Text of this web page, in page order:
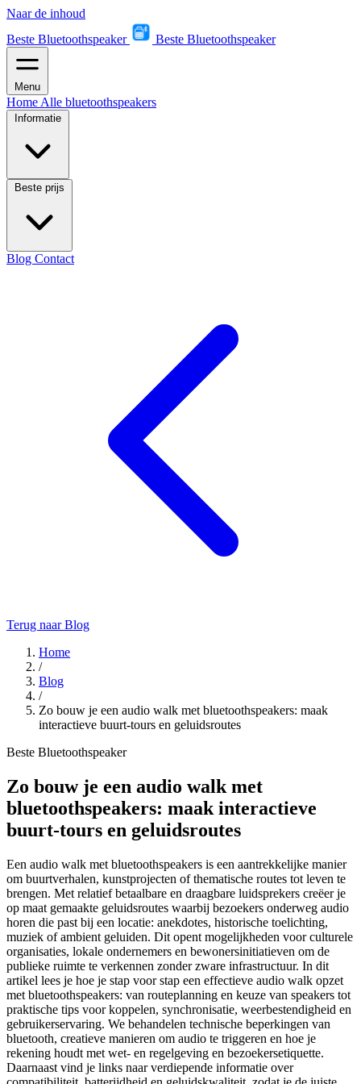
Naar de inhoud
Beste Bluetoothspeaker
Beste Bluetoothspeaker
Menu
Home Alle bluetoothspeakers
Informatie
Beste prijs
Blog Contact
Terug naar Blog
Home
/
Blog
/
Zo bouw je een audio walk met bluetoothspeakers: maak
interactieve buurt-tours en geluidsroutes
Beste Bluetoothspeaker
Zo bouw je een audio walk met
bluetoothspeakers: maak interactieve
buurt-tours en geluidsroutes
Een audio walk met bluetoothspeakers is een aantrekkelijke manier
om buurtverhalen, kunstprojecten of thematische routes tot leven te
brengen. Met relatief betaalbare en draagbare luidsprekers creëer je
op maat gemaakte geluidsroutes waarbij bezoekers onderweg audio
horen die past bij een locatie: anekdotes, historische toelichting,
muziek of ambient geluiden. Dit opent mogelijkheden voor culturele
organisaties, lokale ondernemers en bewonersinitiatieven om de
publieke ruimte te verkennen zonder zware infrastructuur. In dit
artikel lees je hoe je stap voor stap een effectieve audio walk opzet
met bluetoothspeakers: van routeplanning en keuze van speakers tot
praktische tips voor koppelen, synchronisatie, weerbestendigheid en
gebruikerservaring. We behandelen technische beperkingen van
bluetooth, creatieve manieren om audio te triggeren en hoe je
rekening houdt met wet- en regelgeving en bezoekersetiquette.
Daarnaast vind je links naar verdiepende informatie over